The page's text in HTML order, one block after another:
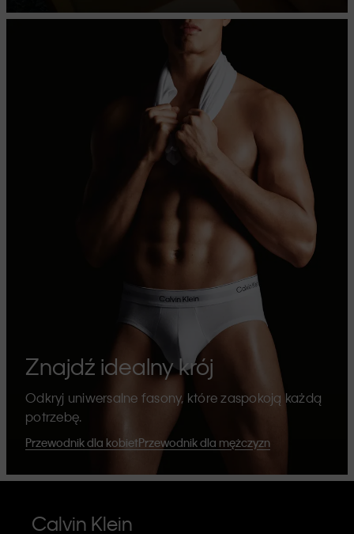
Znajdź idealny krój
Odkryj uniwersalne fasony, które zaspokoją każdą
potrzebę.
Przewodnik dla kobietPrzewodnik dla mężczyzn
Calvin Klein